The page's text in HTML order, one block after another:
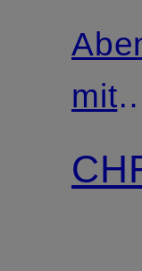
mit
und